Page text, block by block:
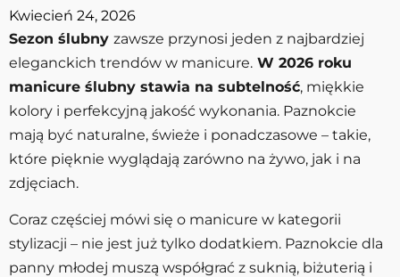
Kwiecień 24, 2026
Sezon ślubny zawsze przynosi jeden z najbardziej
eleganckich trendów w manicure. W 2026 roku
manicure ślubny stawia na subtelność, miękkie
kolory i perfekcyjną jakość wykonania. Paznokcie
mają być naturalne, świeże i ponadczasowe – takie,
które pięknie wyglądają zarówno na żywo, jak i na
zdjęciach.
Coraz częściej mówi się o manicure w kategorii
stylizacji – nie jest już tylko dodatkiem. Paznokcie dla
panny młodej muszą współgrać z suknią, biżuterią i